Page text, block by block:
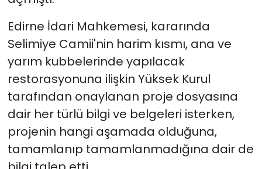
Edirne İdari Mahkemesi, kararında
Selimiye Camii'nin harim kısmı, ana ve
yarım kubbelerinde yapılacak
restorasyonuna ilişkin Yüksek Kurul
tarafından onaylanan proje dosyasına
dair her türlü bilgi ve belgeleri isterken,
projenin hangi aşamada olduğuna,
tamamlanıp tamamlanmadığına dair de